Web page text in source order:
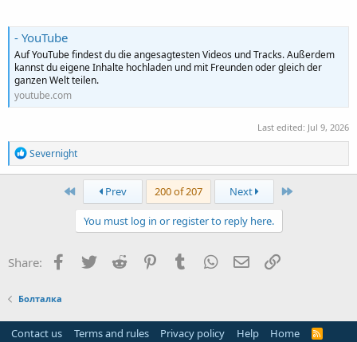
- YouTube
Auf YouTube findest du die angesagtesten Videos und Tracks. Außerdem
kannst du eigene Inhalte hochladen und mit Freunden oder gleich der
ganzen Welt teilen.
youtube.com
Last edited: Jul 9, 2026
R
e
a
:
Severnight
First Prev 200 of 207 Next Last
You must log in or register to reply here.
Share: Facebook
TwitterReddit PinterestTumblrWhatsApp
EmailLink
Болталка
Contact us Terms and rules Privacy policy Help Home
R